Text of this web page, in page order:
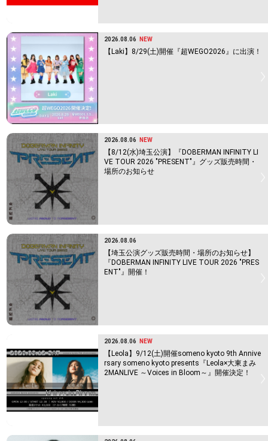
2026.08.06 NEW
【Laki】8/29(土)開催『超WEGO2026』に出演！
2026.08.06 NEW
【8/12(水)埼玉公演】『DOBERMAN INFINITY LI
VE TOUR 2026 "PRESENT"』グッズ販売時間・
場所のお知らせ
2026.08.06
【埼玉公演グッズ販売時間・場所のお知らせ】
『DOBERMAN INFINITY LIVE TOUR 2026 "PRES
ENT"』開催！
2026.08.06 NEW
【Leola】9/12(土)開催someno kyoto 9th Annive
rsary someno kyoto presents『Leola×大東まみ
2MANLIVE ～Voices in Bloom～』開催決定！